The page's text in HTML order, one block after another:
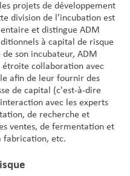
projets de développement
division de l’incubation est
et distingue ADM
à capital de risque
son incubateur, ADM
collaboration avec
afin de leur fournir des
de capital (c'est-à-dire
avec les experts
de recherche et
ventes, de fermentation et
fabrication, etc.